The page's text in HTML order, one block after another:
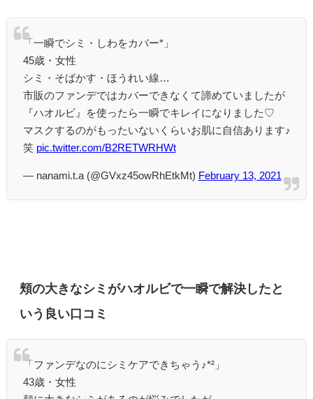
「一瞬でシミ・しわをカバー*」
45歳・女性
シミ・そばかす・ほうれい線…
市販のファンデではカバーできなくて諦めていましたが
『ハオルビ』を使ったら一瞬でキレイになりました♡
マスクするのがもったいないくらいお肌に自信あります♪
笑 pic.twitter.com/B2RETWRHWt
— nanami.t.a (@GVxz45owRhEtkMt) February 13, 2021
頬の大きなシミがハオルビで一瞬で解決したと
いう良い口コミ
「ファンデなのにシミケアできちゃう♪*²」
43歳・女性